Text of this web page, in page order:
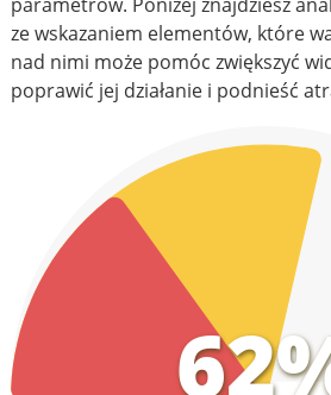
ze wskazaniem elementów, które
nad nimi może pomóc zwiększyć
poprawić jej działanie i podnieść